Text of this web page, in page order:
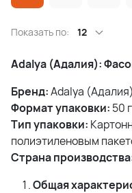
Показать по: 12
Adalya (Адалия):
Бренд:Adalya (Адалия)
Формат упаковки: 50
Тип упаковки:
полиэтиленовым
Страна
Общая